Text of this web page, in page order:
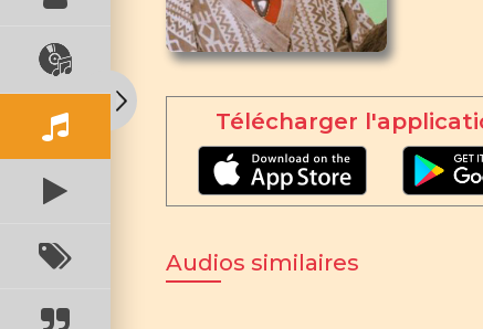
Télécharger
Audios similaires